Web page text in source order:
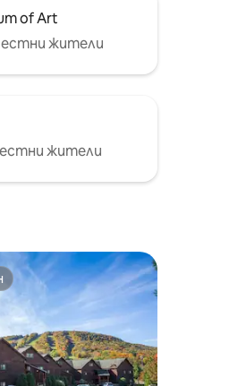
of Art
жители
жители